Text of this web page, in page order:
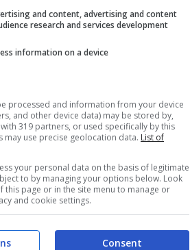
Disfrútalo con el video
and content, advertising and content
research and services development
information on a device
processed and information from your device
and other device data) may be stored by,
319 partners, or used specifically by this
may use precise geolocation data. List of
your personal data on the basis of legitimate
to by managing your options below. Look
page or in the site menu to manage or
and cookie settings.
Consent